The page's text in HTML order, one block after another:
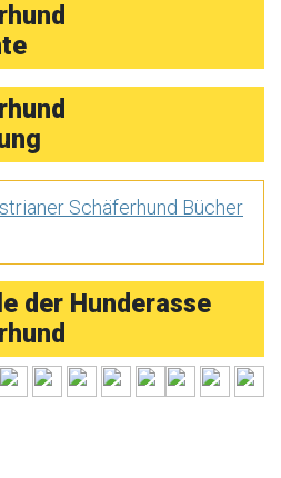
Schäferhund Bücher
der Hunderasse